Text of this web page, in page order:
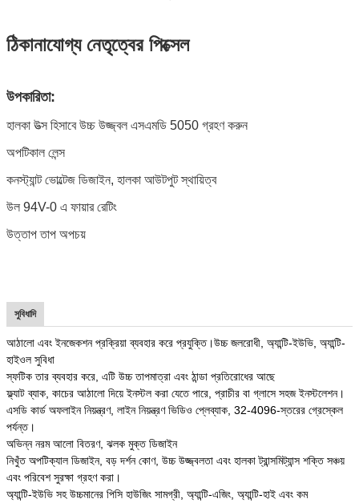
ঠিকানাযোগ্য নেতৃত্বের পিক্সেল
উপকারিতা:
হালকা উত্স হিসাবে উচ্চ উজ্জ্বল এসএমডি 5050 গ্রহণ করুন
অপটিকাল লেন্স
কনস্ট্যান্ট ভোল্টেজ ডিজাইন, হালকা আউটপুট স্থায়িত্ব
উল 94V-0 এ ফায়ার রেটিং
উত্তাপ তাপ অপচয়
সুবিধাদি
আঠালো এবং ইনজেকশন প্রক্রিয়া ব্যবহার করে প্রযুক্তি।উচ্চ জলরোধী, অ্যান্টি-ইউভি, অ্যান্টি-
হাইওল সুবিধা
স্ফটিক তার ব্যবহার করে, এটি উচ্চ তাপমাত্রা এবং ঠান্ডা প্রতিরোধের আছে
ফ্ল্যাট ব্যাক, কাচের আঠালো দিয়ে ইনস্টল করা যেতে পারে, প্রাচীর বা গ্লাসে সহজ ইনস্টলেশন।
এসডি কার্ড অফলাইন নিয়ন্ত্রণ, লাইন নিয়ন্ত্রণ ভিডিও প্লেব্যাক, 32-4096-স্তরের গ্রেস্কেল
পর্যন্ত।
অভিন্ন নরম আলো বিতরণ, ঝলক মুক্ত ডিজাইন
নিখুঁত অপটিক্যাল ডিজাইন, বড় দর্শন কোণ, উচ্চ উজ্জ্বলতা এবং হালকা ট্রান্সমিট্যান্স শক্তি সঞ্চয়
এবং পরিবেশ সুরক্ষা গ্রহণ করা।
অ্যান্টি-ইউভি সহ উচ্চমানের পিসি হাউজিং সামগ্রী, অ্যান্টি-এজিং, অ্যান্টি-হাই এবং কম